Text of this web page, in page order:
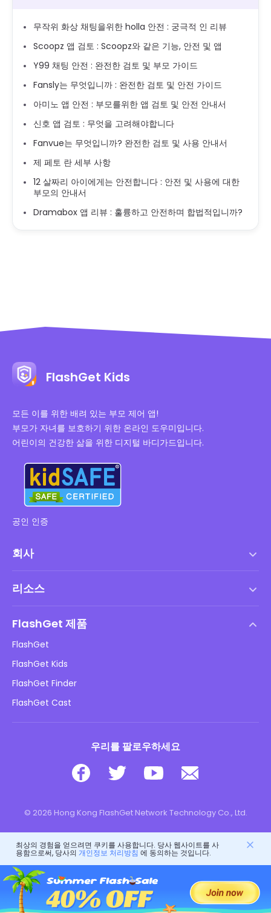
무작위 화상 채팅을위한 holla 안전 : 궁극적 인 리뷰
Scoopz 앱 검토 : Scoopz와 같은 기능, 안전 및 앱
Y99 채팅 안전 : 완전한 검토 및 부모 가이드
Fansly는 무엇입니까 : 완전한 검토 및 안전 가이드
아미노 앱 안전 : 부모를위한 앱 검토 및 안전 안내서
신호 앱 검토 : 무엇을 고려해야합니다
Fanvue는 무엇입니까? 완전한 검토 및 사용 안내서
제 페토 란 세부 사항
12 살짜리 아이에게는 안전합니다 : 안전 및 사용에 대한
부모의 안내서
Dramabox 앱 리뷰 : 훌륭하고 안전하며 합법적입니까?
FlashGet Kids
모든 이를 위한 배려 있는 부모 제어 앱!
부모가 자녀를 보호하기 위한 온라인 도우미입니다.
어린이의 건강한 삶을 위한 디지털 바디가드입니다.
공인 인증
회사
DMCA 정책
개인정보 처리방침
광고 정책
내 정보를 판매하지 마십시오
리소스
블로그
아동 온라인 안전
다운로드
FlashGet 제품
FlashGet
FlashGet Kids
FlashGet Finder
FlashGet Cast
우리를 팔로우하세요
© 2026 Hong Kong FlashGet Network Technology Co., Ltd.
최상의 경험을 얻으려면 쿠키를 사용합니다. 당사 웹사이트를 사
용함으로써, 당사의 개인정보 처리방침 에 동의하는 것입니다.